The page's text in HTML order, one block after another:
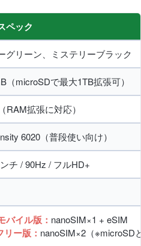
ペック
グリーン、ミステリーブラック
（microSDで最大1TB拡張可）
（RAM拡張に対応）
6020（普段使い向け）
チ / 90Hz / フルHD+
バイル版： nanoSIM×1 + eSIM
ー版： nanoSIM×2（※microSD